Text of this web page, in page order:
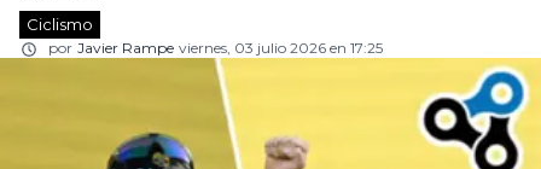
Ciclismo
por Javier Rampe viernes, 03 julio 2026 en 17:25